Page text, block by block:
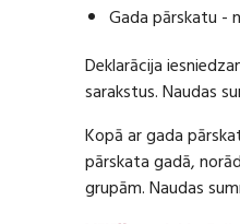
Gada pārskatu -
Deklarācija
sarakstus. Naudas
Kopā ar gada
pārskata gadā,
grupām. Naudas